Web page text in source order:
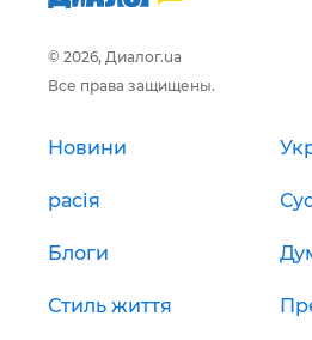
© 2026, Диалог.ua
Все права защищены.
Новини
расія
Блоги
Стиль життя